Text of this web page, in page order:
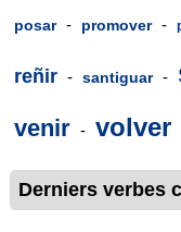
posar - promover -
reñir - santiguar -
venir - volver
Derniers verbes